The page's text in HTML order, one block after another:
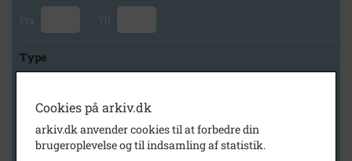
Fra Til
Type
Arkiv
Holbæk-Arkiverne / Tølløse Lokalarkiv
Cookies på arkiv.dk
arkiv.dk anvender cookies til at forbedre din
brugeroplevelse og til indsamling af statistik.